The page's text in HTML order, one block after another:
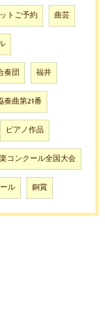
トご予約 曲芸
奏団 福井
奏曲第21番
ピアノ作品
コンクール全国大会
ル 銅賞